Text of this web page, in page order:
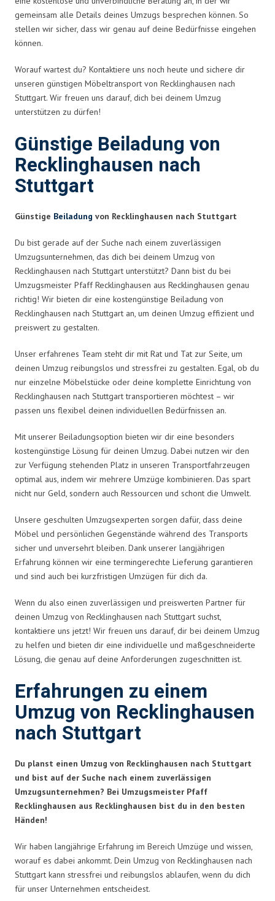
gemeinsam alle Details deines Umzugs besprechen können. So
stellen wir sicher, dass wir genau auf deine Bedürfnisse eingehen
können.
Worauf wartest du? Kontaktiere uns noch heute und sichere dir
unseren günstigen Möbeltransport von Recklinghausen nach
Stuttgart. Wir freuen uns darauf, dich bei deinem Umzug
unterstützen zu dürfen!
Günstige Beiladung von
Recklinghausen nach
Stuttgart
Günstige Beiladung von Recklinghausen nach Stuttgart
Du bist gerade auf der Suche nach einem zuverlässigen
Umzugsunternehmen, das dich bei deinem Umzug von
Recklinghausen nach Stuttgart unterstützt? Dann bist du bei
Umzugsmeister Pfaff Recklinghausen aus Recklinghausen genau
richtig! Wir bieten dir eine kostengünstige Beiladung von
Recklinghausen nach Stuttgart an, um deinen Umzug effizient und
preiswert zu gestalten.
Unser erfahrenes Team steht dir mit Rat und Tat zur Seite, um
deinen Umzug reibungslos und stressfrei zu gestalten. Egal, ob du
nur einzelne Möbelstücke oder deine komplette Einrichtung von
Recklinghausen nach Stuttgart transportieren möchtest – wir
passen uns flexibel deinen individuellen Bedürfnissen an.
Mit unserer Beiladungsoption bieten wir dir eine besonders
kostengünstige Lösung für deinen Umzug. Dabei nutzen wir den
zur Verfügung stehenden Platz in unseren Transportfahrzeugen
optimal aus, indem wir mehrere Umzüge kombinieren. Das spart
nicht nur Geld, sondern auch Ressourcen und schont die Umwelt.
Unsere geschulten Umzugsexperten sorgen dafür, dass deine
Möbel und persönlichen Gegenstände während des Transports
sicher und unversehrt bleiben. Dank unserer langjährigen
Erfahrung können wir eine termingerechte Lieferung garantieren
und sind auch bei kurzfristigen Umzügen für dich da.
Wenn du also einen zuverlässigen und preiswerten Partner für
deinen Umzug von Recklinghausen nach Stuttgart suchst,
kontaktiere uns jetzt! Wir freuen uns darauf, dir bei deinem Umzug
zu helfen und bieten dir eine individuelle und maßgeschneiderte
Lösung, die genau auf deine Anforderungen zugeschnitten ist.
Erfahrungen zu einem
Umzug von Recklinghausen
nach Stuttgart
Du planst einen Umzug von Recklinghausen nach Stuttgart
und bist auf der Suche nach einem zuverlässigen
Umzugsunternehmen? Bei Umzugsmeister Pfaff
Recklinghausen aus Recklinghausen bist du in den besten
Händen!
Wir haben langjährige Erfahrung im Bereich Umzüge und wissen,
worauf es dabei ankommt. Dein Umzug von Recklinghausen nach
Stuttgart kann stressfrei und reibungslos ablaufen, wenn du dich
für unser Unternehmen entscheidest.